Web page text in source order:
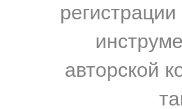
авторской